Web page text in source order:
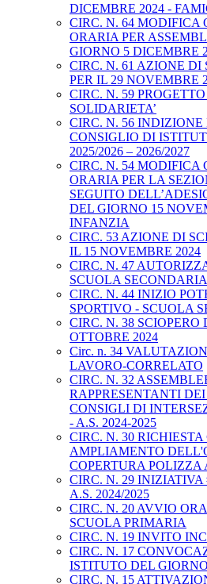
DICEMBRE 2024 -
CIRC. N. 64 MODIFICA
ORARIA PER
GIORNO 5 DICEMBRE
CIRC. N. 61 AZIONE DI
PER IL 29 NOVEMBRE
CIRC. N. 59
SOLIDARIETA’
CIRC. N. 56
CONSIGLIO DI
2025/2026 – 2026/2027
CIRC. N. 54 MODIFICA
ORARIA PER LA
SEGUITO
DEL GIORNO 15
INFANZIA
CIRC. 53 AZIONE DI
IL 15 NOVEMBRE 2024
CIRC. N. 47
SCUOLA
CIRC. N. 44 INIZIO
SPORTIVO - SCUOLA
CIRC. N. 38 SCIOPERO
OTTOBRE 2024
Circ. n. 34
LAVORO-CORRELATO
CIRC. N. 32
RAPPRESENTANTI
CONSIGLI DI
- A.S. 2024-2025
CIRC. N. 30
AMPLIAMENTO
COPERTURA POLIZZA
CIRC. N. 29 INIZIATIVA
A.S. 2024/2025
CIRC. N. 20 AVVIO
SCUOLA PRIMARIA
CIRC. N. 19 INVITO
CIRC. N. 17
ISTITUTO DEL
CIRC. N. 15